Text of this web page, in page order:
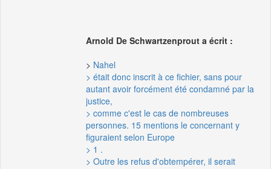
Arnold De Schwartzenprout a écrit :
> Nahel
> était donc inscrit à ce fichier, sans pour
autant avoir forcément été condamné par la
justice,
> comme c'est le cas de nombreuses
personnes. 15 mentions le concernant y
figuraient selon Europe
> 1 .
> Outre les refus d'obtempérer, il serait